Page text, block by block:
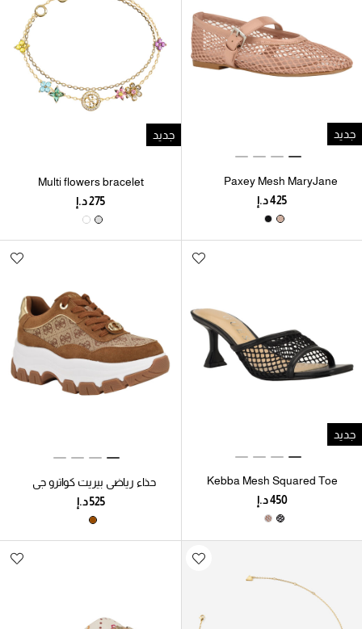
جديد
Paxey Mesh MaryJane
Flat with Hook and Loop
جديد
Multi flowers bracelet
جديد
Kebba Mesh Squared Toe
Slip-On Dress Sandals
⁦450⁩ د.إ
حذاء رياضي بيريت كواترو جي
ذو نعل سميك برباط
⁦525⁩ د.إ